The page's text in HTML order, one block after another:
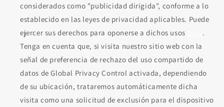
considerados como "publicidad dirigida", conforme a lo
establecido en las leyes de privacidad aplicables. Puede
ejercer sus derechos para oponerse a dichos usos
.
Tenga en cuenta que, si visita nuestro sitio web con la
señal de preferencia de rechazo del uso compartido de
datos de Global Privacy Control activada, dependiendo
de su ubicación, trataremos automáticamente dicha
visita como una solicitud de exclusión para el dispositivo